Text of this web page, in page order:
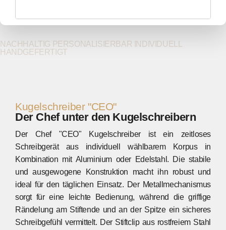
Kirsche
Nussbaum
Padouk (+5,00€)
Pferdehaare (+39,00€)
Original Tabascofass (+39,00)
NACHHALTIG PERSONALISIERBAR
INDIVIDUELL
HANDGEFERTIGT
Kugelschreiber "CEO"
Der Chef unter den Kugelschreibern
Der Chef "CEO" Kugelschreiber ist ein zeitloses
Schreibgerät aus individuell wählbarem Korpus in
Kombination mit Aluminium oder Edelstahl. Die stabile
und ausgewogene Konstruktion macht ihn robust und
ideal für den täglichen Einsatz. Der Metallmechanismus
sorgt für eine leichte Bedienung, während die griffige
Rändelung am Stiftende und an der Spitze ein sicheres
Schreibgefühl vermittelt. Der Stiftclip aus rostfreiem Stahl